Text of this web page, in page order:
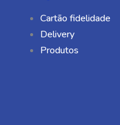
Cartão fidelidade
Delivery
Produtos